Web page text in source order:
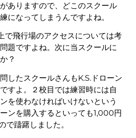
ありますので、どこのスクール
になってしまうんですよね。
で飛行場のアクセスについては考
題ですよね。次に当スクールに
？
したスクールさんもK.S.ドローン
すよ。２校目では練習時には自
を使わなければいけないという
ンを購入するといっても1,000円
躊躇しました。